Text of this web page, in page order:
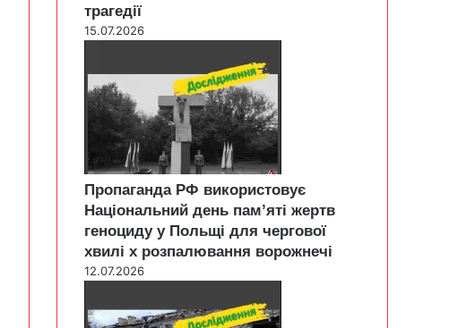
трагедії
15.07.2026
Пропаганда РФ використовує
Національний день пам’яті жертв
геноциду у Польщі для чергової
хвилі х розпалювання ворожнечі
12.07.2026